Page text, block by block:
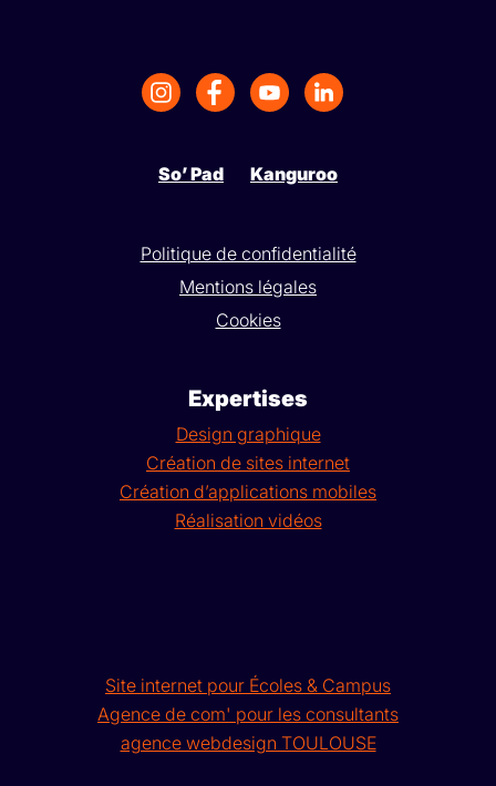
So’ Pad Kanguroo
Politique de confidentialité
Mentions légales
Cookies
Expertises
Design graphique
Création de sites internet
Création d’applications mobiles
Réalisation vidéos
Site internet pour Écoles & Campus
Agence de com' pour les consultants
agence webdesign TOULOUSE